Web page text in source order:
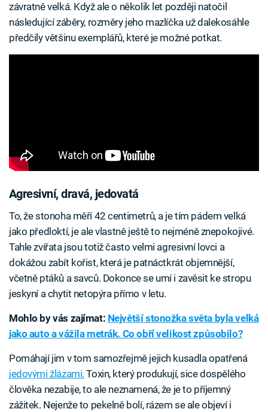
závratně velká. Když ale o několik let později natočil
následující záběry, rozměry jeho mazlíčka už dalekosáhle
předčily většinu exemplářů, které je možné potkat.
Agresivní, dravá, jedovatá
To, že stonoha měří 42 centimetrů, a je tím pádem velká
jako předloktí, je ale vlastně ještě to nejméně znepokojivé.
Tahle zvířata jsou totiž často velmi agresivní lovci a
dokážou zabít kořist, která je patnáctkrát objemnější,
včetně ptáků a savců. Dokonce se umí i zavěsit ke stropu
jeskyní a chytit netopýra přímo v letu.
Mohlo by vás zajímat: Největší stonožka světa byla velká
jako auto a vážila metrák. Co obří velikost způsobilo?
Pomáhají jim v tom samozřejmě jejich kusadla opatřená
jedovými žlázami. Toxin, který produkují, sice dospělého
člověka nezabije, to ale neznamená, že je to příjemný
zážitek. Nejenže to pekelně bolí, rázem se ale objeví i